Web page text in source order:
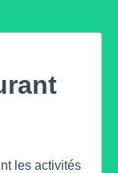
les activités